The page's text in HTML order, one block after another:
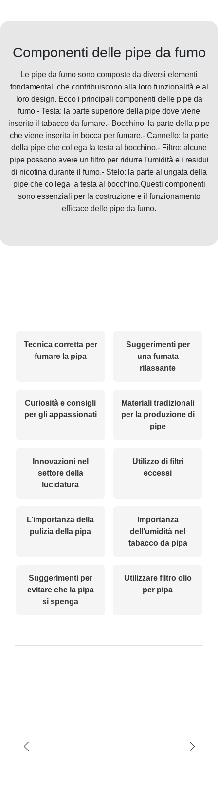
Componenti delle pipe da fumo
Le pipe da fumo sono composte da diversi elementi
fondamentali che contribuiscono alla loro funzionalità e al
loro design. Ecco i principali componenti delle pipe da
fumo:- Testa: la parte superiore della pipe dove viene
inserito il tabacco da fumare.- Bocchino: la parte della pipe
che viene inserita in bocca per fumare.- Cannello: la parte
della pipe che collega la testa al bocchino.- Filtro: alcune
pipe possono avere un filtro per ridurre l'umidità e i residui
di nicotina durante il fumo.- Stelo: la parte allungata della
pipe che collega la testa al bocchino.Questi componenti
sono essenziali per la costruzione e il funzionamento
efficace delle pipe da fumo.
Tecnica corretta per
fumare la pipa
Suggerimenti per
una fumata
rilassante
Curiosità e consigli
per gli appassionati
Materiali tradizionali
per la produzione di
pipe
Innovazioni nel
settore della
lucidatura
Utilizzo di filtri
eccessi
L’importanza della
pulizia della pipa
Importanza
dell’umidità nel
tabacco da pipa
Suggerimenti per
evitare che la pipa
si spenga
Utilizzare filtro olio
per pipa